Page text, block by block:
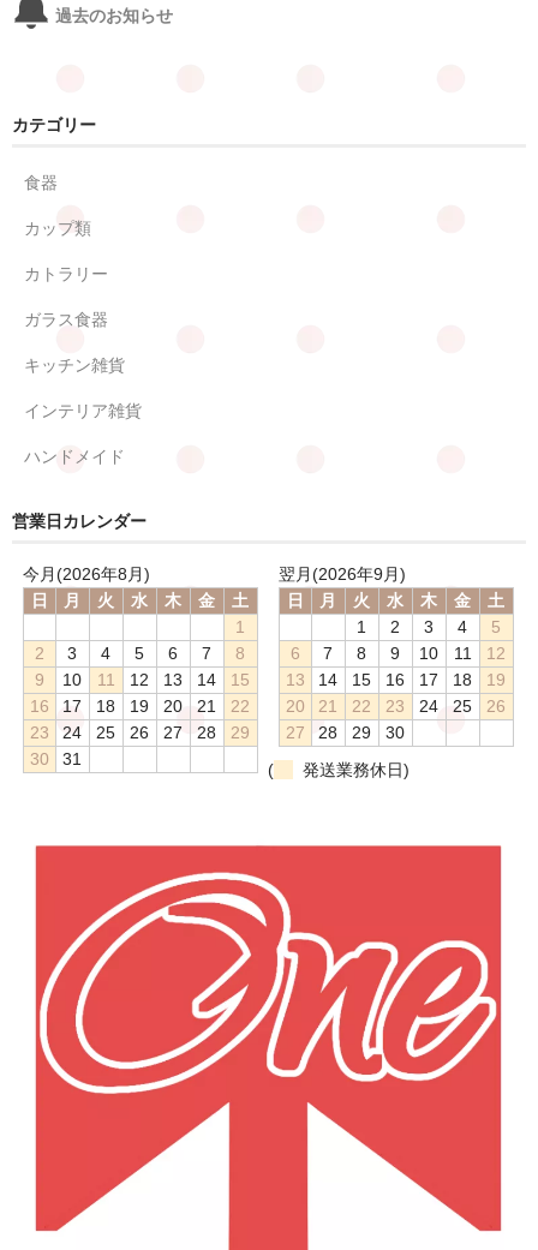
過去のお知らせ
カテゴリー
食器
カップ類
カトラリー
ガラス食器
キッチン雑貨
インテリア雑貨
ハンドメイド
営業日カレンダー
今月(2026年8月)
日
月 火 水 木 金
土
1
2
3 4 5 6 7
8
9
10 11 12 13 14
15
16
17 18 19 20 21
22
23
24 25 26 27 28
29
30
31
翌月(2026年9月)
日
月 火 水 木 金
土
1
2 3 4
5
6
7 8 9 10 11
12
13
14 15 16 17 18
19
20
21 22 23 24 25
26
27
28 29
30
(
発送業務休日)